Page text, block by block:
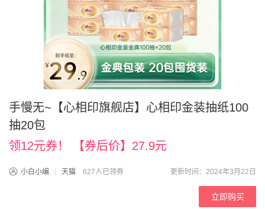
手慢无~【心相印旗舰店】心相印金装抽纸100
抽20包
领12元券！ 【券后价】27.9元
小白小编 天猫 627人已领券 更新时间：2024年3月22日
立即购买